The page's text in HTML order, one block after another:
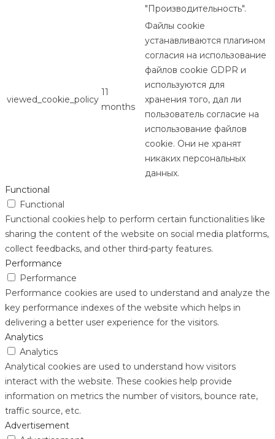
"Производительность".
viewed_cookie_policy
11
months
Файлы cookie
устанавливаются плагином
согласия на использование
файлов cookie GDPR и
используются для
хранения того, дал ли
пользователь согласие на
использование файлов
cookie. Они не хранят
никаких персональных
данных.
Functional
Functional
Functional cookies help to perform certain functionalities like
sharing the content of the website on social media platforms,
collect feedbacks, and other third-party features.
Performance
Performance
Performance cookies are used to understand and analyze the
key performance indexes of the website which helps in
delivering a better user experience for the visitors.
Analytics
Analytics
Analytical cookies are used to understand how visitors
interact with the website. These cookies help provide
information on metrics the number of visitors, bounce rate,
traffic source, etc.
Advertisement